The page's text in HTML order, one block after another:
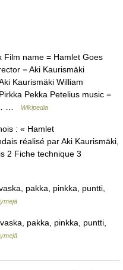
name = Hamlet Goes
= Aki Kaurismäki
Kaurismäki William
Pekka Petelius music =
…
Wikipedia
: « Hamlet
réalisé par Aki Kaurismäki,
2 Fiche technique 3
pakka, pinkka, puntti,
pakka, pinkka, puntti,